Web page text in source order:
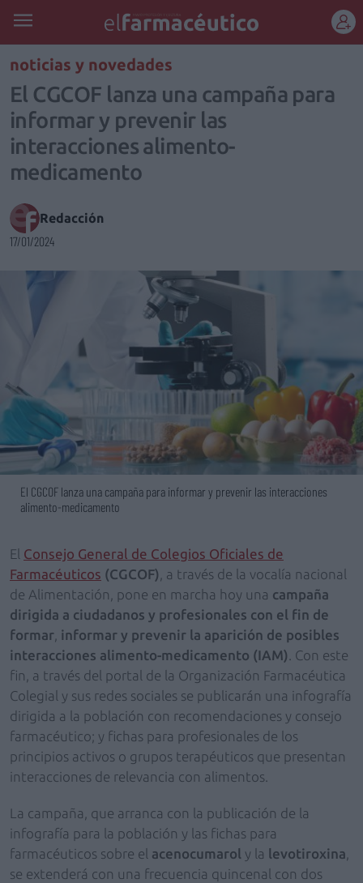
REGÍSTRATE
noticias y novedades
El CGCOF lanza una campaña para
informar y prevenir las
interacciones alimento-
medicamento
Redacción
17/01/2024
El CGCOF lanza una campaña para informar y prevenir las interacciones
alimento-medicamento
El Consejo General de Colegios Oficiales de
Farmacéuticos (CGCOF) , a través de la vocalía nacional
de Alimentación, pone en marcha hoy una campaña
dirigida a ciudadanos y profesionales con el fin de
formar informar y prevenir la aparición de posibles
interacciones alimento-medicamento (IAM) . Con este
fin, a través del portal de la Organización Farmacéutica
Colegial y sus redes sociales se publicarán una infografía
dirigida a la población con recomendaciones y consejo
farmacéutico; y fichas para profesionales de los
principios activos o grupos terapéuticos que presentan
interacciones de relevancia con alimentos.
La campaña, que arranca con la publicación de la
infografía para la población y las fichas para
farmacéuticos sobre el acenocumarol y la levotiroxina
se extenderá con una frecuencia quincenal con dos